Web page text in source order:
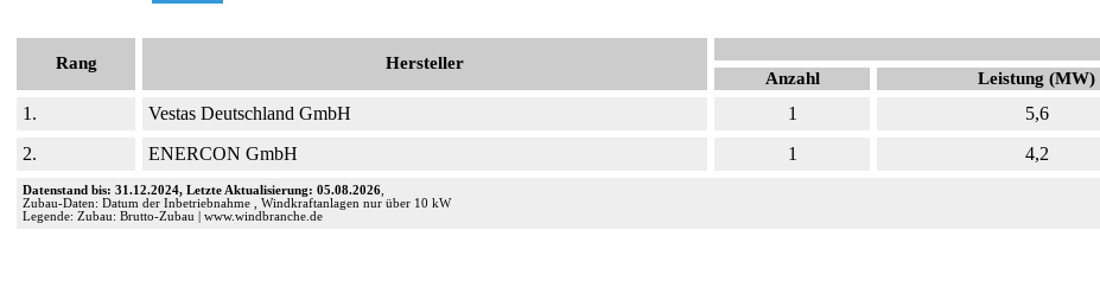
Rang Hersteller
Anzahl
Leistung (MW)
1. Vestas Deutschland GmbH 1 5,6
2.
ENERCON GmbH 1 4,2
Datenstand bis: 31.12.2024, Letzte Aktualisierung: 05.08.2026
Zubau-Daten: Datum der Inbetriebnahme , Windkraftanlagen nur über 10 kW
Legende: Zubau: Brutto-Zubau | www.windbranche.de